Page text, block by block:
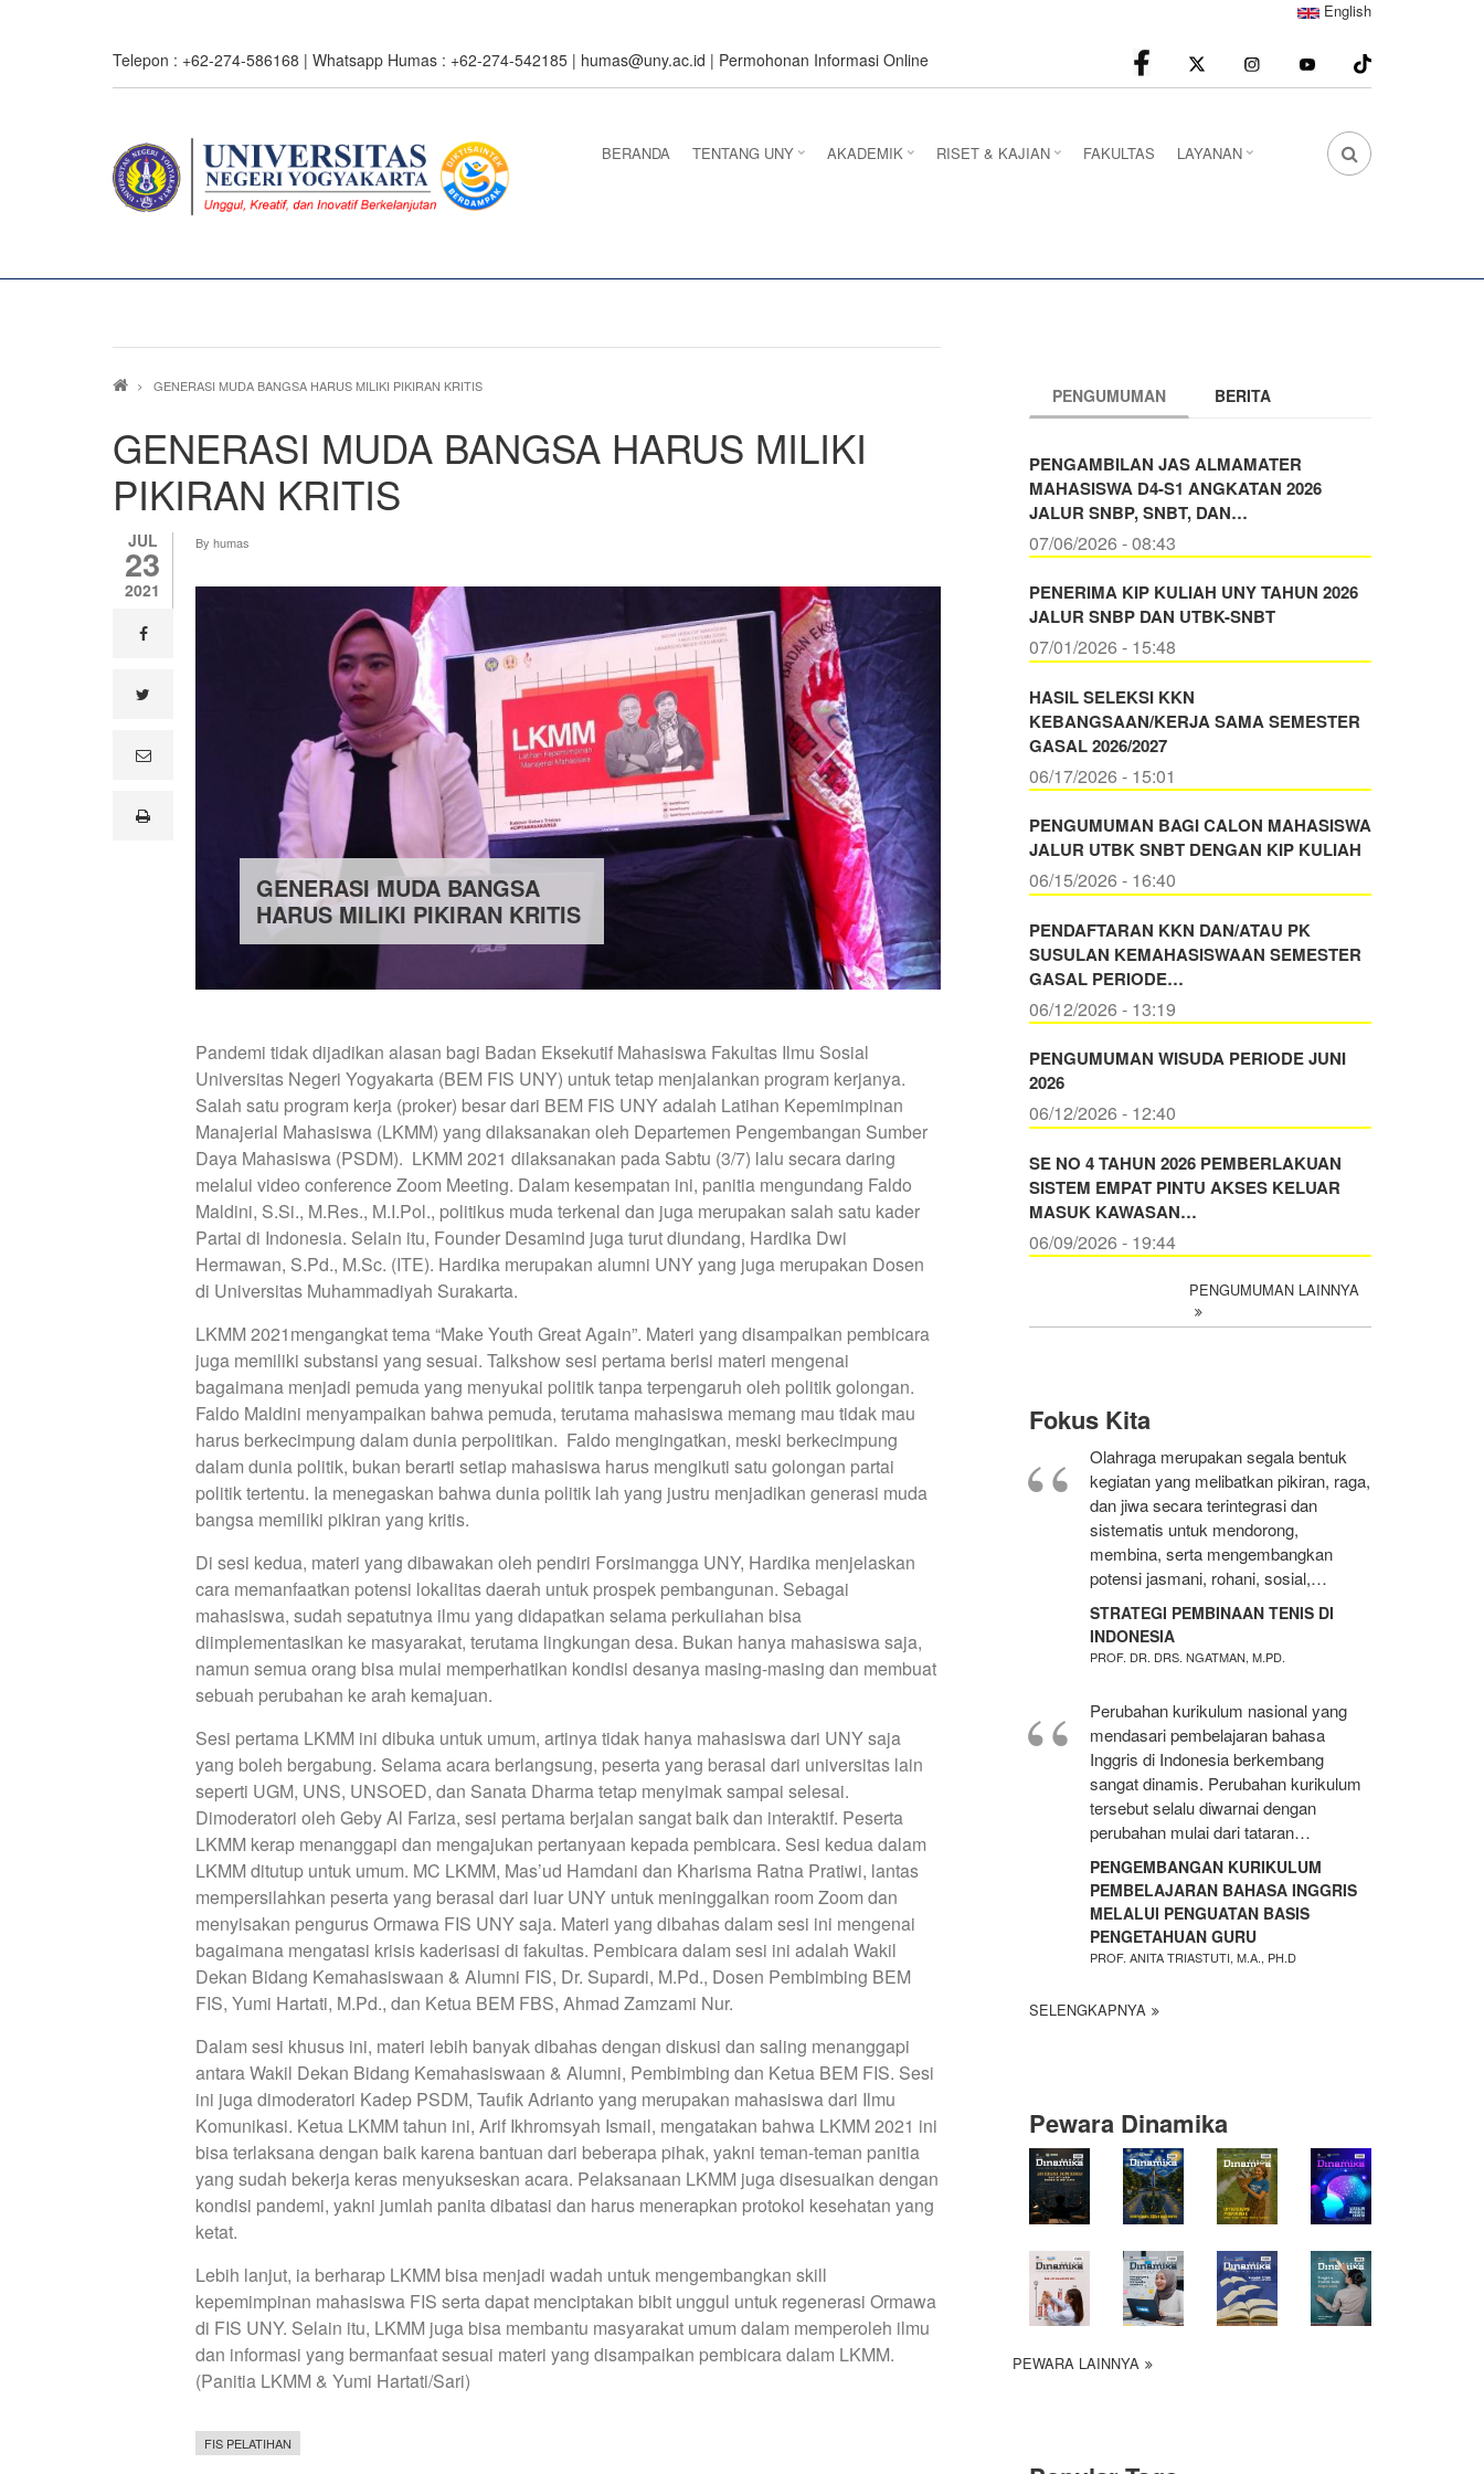
English
Telepon : +62-274-586168 | Whatsapp Humas : +62-274-542185 | humas@uny.ac.id | Permohonan Informasi Online facebook Instagram youtube
FA
BERANDA TENTANG UNY AKADEMIK RISET & KAJIAN FAKULTAS LAYANAN
Breadcrumb
GENERASI MUDA BANGSA HARUS MILIKI PIKIRAN KRITIS
GENERASI MUDA BANGSA HARUS MILIKI
PIKIRAN KRITIS
JUL
23
2021
0%
facebook
e
lprint
By humas
GENERASI MUDA BANGSA
HARUS MILIKI PIKIRAN KRITIS
Pandemi tidak dijadikan alasan bagi Badan Eksekutif Mahasiswa Fakultas Ilmu Sosial
Universitas Negeri Yogyakarta (BEM FIS UNY) untuk tetap menjalankan program kerjanya.
Salah satu program kerja (proker) besar dari BEM FIS UNY adalah Latihan Kepemimpinan
Manajerial Mahasiswa (LKMM) yang dilaksanakan oleh Departemen Pengembangan Sumber
Daya Mahasiswa (PSDM). LKMM 2021 dilaksanakan pada Sabtu (3/7) lalu secara daring
melalui video conference Zoom Meeting. Dalam kesempatan ini, panitia mengundang Faldo
Maldini, S.Si., M.Res., M.I.Pol., politikus muda terkenal dan juga merupakan salah satu kader
Partai di Indonesia. Selain itu, Founder Desamind juga turut diundang, Hardika Dwi
Hermawan, S.Pd., M.Sc. (ITE). Hardika merupakan alumni UNY yang juga merupakan Dosen
di Universitas Muhammadiyah Surakarta.
LKMM 2021mengangkat tema “Make Youth Great Again”. Materi yang disampaikan pembicara
juga memiliki substansi yang sesuai. Talkshow sesi pertama berisi materi mengenai
bagaimana menjadi pemuda yang menyukai politik tanpa terpengaruh oleh politik golongan.
Faldo Maldini menyampaikan bahwa pemuda, terutama mahasiswa memang mau tidak mau
harus berkecimpung dalam dunia perpolitikan. Faldo mengingatkan, meski berkecimpung
dalam dunia politik, bukan berarti setiap mahasiswa harus mengikuti satu golongan partai
politik tertentu. Ia menegaskan bahwa dunia politik lah yang justru menjadikan generasi muda
bangsa memiliki pikiran yang kritis.
Di sesi kedua, materi yang dibawakan oleh pendiri Forsimangga UNY, Hardika menjelaskan
cara memanfaatkan potensi lokalitas daerah untuk prospek pembangunan. Sebagai
mahasiswa, sudah sepatutnya ilmu yang didapatkan selama perkuliahan bisa
diimplementasikan ke masyarakat, terutama lingkungan desa. Bukan hanya mahasiswa saja,
namun semua orang bisa mulai memperhatikan kondisi desanya masing-masing dan membuat
sebuah perubahan ke arah kemajuan.
Sesi pertama LKMM ini dibuka untuk umum, artinya tidak hanya mahasiswa dari UNY saja
yang boleh bergabung. Selama acara berlangsung, peserta yang berasal dari universitas lain
seperti UGM, UNS, UNSOED, dan Sanata Dharma tetap menyimak sampai selesai.
Dimoderatori oleh Geby Al Fariza, sesi pertama berjalan sangat baik dan interaktif. Peserta
LKMM kerap menanggapi dan mengajukan pertanyaan kepada pembicara. Sesi kedua dalam
LKMM ditutup untuk umum. MC LKMM, Mas’ud Hamdani dan Kharisma Ratna Pratiwi, lantas
mempersilahkan peserta yang berasal dari luar UNY untuk meninggalkan room Zoom dan
menyisakan pengurus Ormawa FIS UNY saja. Materi yang dibahas dalam sesi ini mengenai
bagaimana mengatasi krisis kaderisasi di fakultas. Pembicara dalam sesi ini adalah Wakil
Dekan Bidang Kemahasiswaan & Alumni FIS, Dr. Supardi, M.Pd., Dosen Pembimbing BEM
FIS, Yumi Hartati, M.Pd., dan Ketua BEM FBS, Ahmad Zamzami Nur.
Dalam sesi khusus ini, materi lebih banyak dibahas dengan diskusi dan saling menanggapi
antara Wakil Dekan Bidang Kemahasiswaan & Alumni, Pembimbing dan Ketua BEM FIS. Sesi
ini juga dimoderatori Kadep PSDM, Taufik Adrianto yang merupakan mahasiswa dari Ilmu
Komunikasi. Ketua LKMM tahun ini, Arif Ikhromsyah Ismail, mengatakan bahwa LKMM 2021 ini
bisa terlaksana dengan baik karena bantuan dari beberapa pihak, yakni teman-teman panitia
yang sudah bekerja keras menyukseskan acara. Pelaksanaan LKMM juga disesuaikan dengan
kondisi pandemi, yakni jumlah panita dibatasi dan harus menerapkan protokol kesehatan yang
ketat.
Lebih lanjut, ia berharap LKMM bisa menjadi wadah untuk mengembangkan skill
kepemimpinan mahasiswa FIS serta dapat menciptakan bibit unggul untuk regenerasi Ormawa
di FIS UNY. Selain itu, LKMM juga bisa membantu masyarakat umum dalam memperoleh ilmu
dan informasi yang bermanfaat sesuai materi yang disampaikan pembicara dalam LKMM.
(Panitia LKMM & Yumi Hartati/Sari)
FIS PELATIHAN
PENGUMUMAN BERITA
PENGAMBILAN JAS ALMAMATER
MAHASISWA D4-S1 ANGKATAN 2026
JALUR SNBP, SNBT, DAN…
07/06/2026 - 08:43
PENERIMA KIP KULIAH UNY TAHUN 2026
JALUR SNBP DAN UTBK-SNBT
07/01/2026 - 15:48
HASIL SELEKSI KKN
KEBANGSAAN/KERJA SAMA SEMESTER
GASAL 2026/2027
06/17/2026 - 15:01
PENGUMUMAN BAGI CALON MAHASISWA
JALUR UTBK SNBT DENGAN KIP KULIAH
06/15/2026 - 16:40
PENDAFTARAN KKN DAN/ATAU PK
SUSULAN KEMAHASISWAAN SEMESTER
GASAL PERIODE…
06/12/2026 - 13:19
PENGUMUMAN WISUDA PERIODE JUNI
2026
06/12/2026 - 12:40
SE NO 4 TAHUN 2026 PEMBERLAKUAN
SISTEM EMPAT PINTU AKSES KELUAR
MASUK KAWASAN…
06/09/2026 - 19:44
PENGUMUMAN LAINNYA
Fokus Kita
Olahraga merupakan segala bentuk
kegiatan yang melibatkan pikiran, raga,
dan jiwa secara terintegrasi dan
sistematis untuk mendorong,
membina, serta mengembangkan
potensi jasmani, rohani, sosial,…
STRATEGI PEMBINAAN TENIS DI
INDONESIA
PROF. DR. DRS. NGATMAN, M.PD.
Perubahan kurikulum nasional yang
mendasari pembelajaran bahasa
Inggris di Indonesia berkembang
sangat dinamis. Perubahan kurikulum
tersebut selalu diwarnai dengan
perubahan mulai dari tataran…
PENGEMBANGAN KURIKULUM
PEMBELAJARAN BAHASA INGGRIS
MELALUI PENGUATAN BASIS
PENGETAHUAN GURU
PROF. ANITA TRIASTUTI, M.A., PH.D
SELENGKAPNYA
Pewara Dinamika
PEWARA LAINNYA